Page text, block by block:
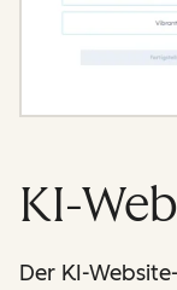
KI-
Der KI-